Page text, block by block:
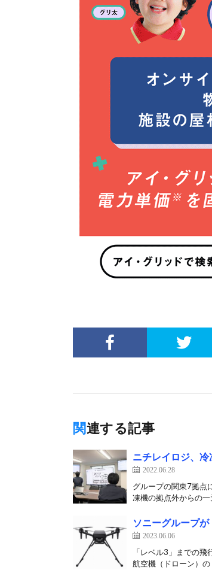
関連する記事
ニチレイロジ、
2022.06.28
グループの関東7拠点
凍機の拠点外からの
ソニーグループ
2023.06.06
「レベル3」までの
航空機（ドローン）